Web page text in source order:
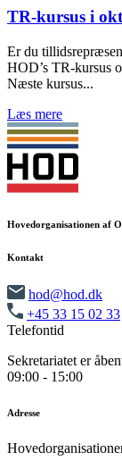
TR-kursus i
Er du
HOD’s TR-kursus
Næste kursus...
Læs mere
Hovedorganisationen af
Kontakt
hod@hod.dk
+45 33 15 02 33
Telefontid
Sekretariatet er
09:00 - 15:00
Adresse